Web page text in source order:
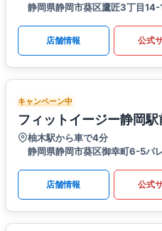
静岡県静岡市葵区鷹匠3丁目
店舗情報 公式
キャンペーン中
フィットイージー静岡駅
柚木駅から車で4分
静岡県静岡市葵区御幸町6-5パ
店舗情報 公式